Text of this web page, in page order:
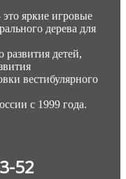
яркие игровые
дерева для
детей,
вестибулярного
с 1999 года.
52